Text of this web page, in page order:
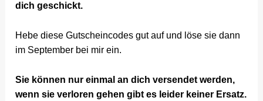
dich geschickt.
Hebe diese Gutscheincodes gut auf und löse sie dann
im September bei mir ein.
Sie können nur einmal an dich versendet werden,
wenn sie verloren gehen gibt es leider keiner Ersatz.